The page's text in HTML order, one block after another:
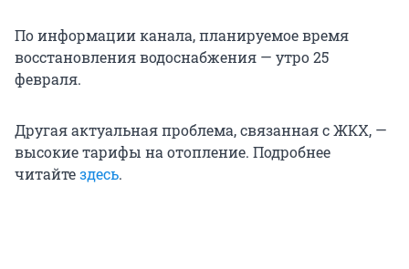
По информации канала, планируемое время
восстановления водоснабжения — утро 25
февраля.
Другая актуальная проблема, связанная с ЖКХ, —
высокие тарифы на отопление. Подробнее
читайтездесь.